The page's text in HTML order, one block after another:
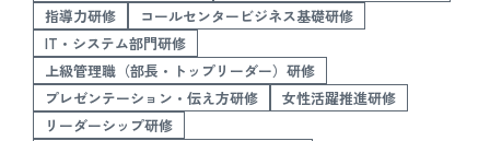
指導力研修
コールセンタービジネス基礎研修
IT・システム部門研修
上級管理職（部長・トップリーダー）研修
プレゼンテーション・伝え方研修
女性活躍推進研修
リーダーシップ研修